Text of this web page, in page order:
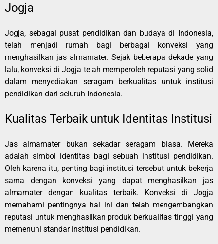
Jogja
Jogja, sebagai pusat pendidikan dan budaya di Indonesia,
telah menjadi rumah bagi berbagai konveksi yang
menghasilkan jas almamater. Sejak beberapa dekade yang
lalu, konveksi di Jogja telah memperoleh reputasi yang solid
dalam menyediakan seragam berkualitas untuk institusi
pendidikan dari seluruh Indonesia.
Kualitas Terbaik untuk Identitas Institusi
Jas almamater bukan sekadar seragam biasa. Mereka
adalah simbol identitas bagi sebuah institusi pendidikan.
Oleh karena itu, penting bagi institusi tersebut untuk bekerja
sama dengan konveksi yang dapat menghasilkan jas
almamater dengan kualitas terbaik. Konveksi di Jogja
memahami pentingnya hal ini dan telah mengembangkan
reputasi untuk menghasilkan produk berkualitas tinggi yang
memenuhi standar institusi pendidikan.